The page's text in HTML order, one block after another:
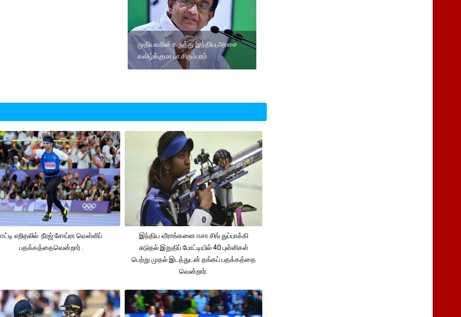
முதியவரின் கருத்து இந்திய அரசை
கவிழ்க்குமா பா.சிதம்பரம்
ஈட்டி எறிதலில் நீரஜ் சோப்ரா வெள்ளிப்
பதக்கத்தைவென்றார் .
இந்திய வீராங்கனை ஈசா சிங் துப்பாக்கி
சுடுதல் இறுதிப் போட்டியில் 40 புள்ளிகள்
பெற்று முதல் இடத்துடன் தங்கப் பதக்கத்தை
வென்றார்.